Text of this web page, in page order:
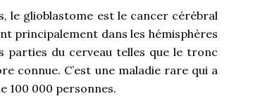
le glioblastome est le cancer cérébral
principalement dans les hémisphères
parties du cerveau telles que le tronc
connue. C’est une maladie rare qui a
100 000 personnes.